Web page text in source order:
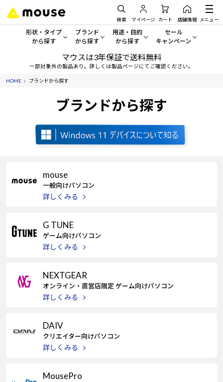
検索 マイページ カート 店舗情報 メニュー
形状・タイプ
から探す
形状・タイプから探す をすべてみる
デスクトップPC
タブレット
ワークステーション
Windows 11|Copilot+ PC
ブランド
から探す
mouse
NEXTGEAR
DAIV
用途・目的
から探す
一般向けパソコン
クリエイティブ向け
ビジネス向けパソコン
セール
キャンペーン
セール・キャンペー
すべて新品の旧モデル製品
マウスは3年保証で送料無料
一部対象外の製品あり。詳しくは製品ページにてご確認ください。
HOME ブランドから探す
ブランドから探す
mouse
一般向けパソコン
詳しくみる
G TUNE
ゲーム向けパソコン
詳しくみる
NEXTGEAR
オンライン・直営店限定 ゲーム向けパソコン
詳しくみる
DAIV
クリエイター向けパソコン
詳しくみる
MousePro